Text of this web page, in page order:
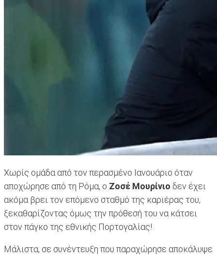
Χωρίς ομάδα από τον περασμένο Ιανουάριο όταν
αποχώρησε από τη Ρόμα, ο Ζοσέ Μουρίνιο δεν έχει
ακόμα βρει τον επόμενο σταθμό της καριέρας του,
ξεκαθαρίζοντας όμως την πρόθεσή του να κάτσει
στον πάγκο της εθνικής Πορτογαλίας!
Μάλιστα, σε συνέντευξη που παραχώρησε αποκάλυψε